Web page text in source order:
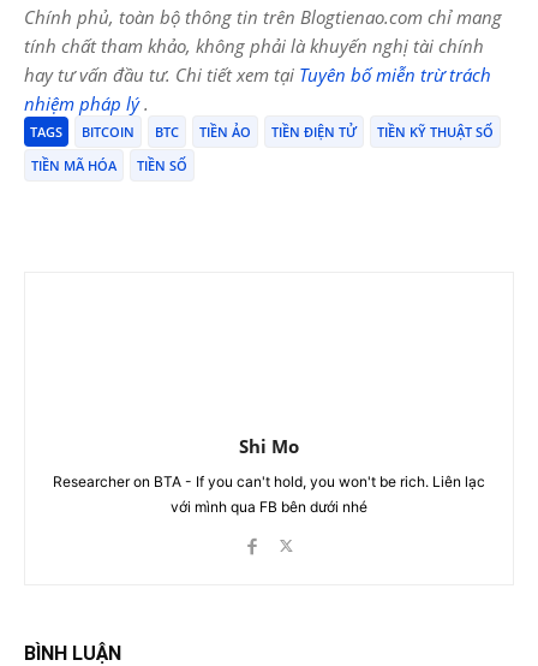
Chính phủ, toàn bộ thông tin trên Blogtienao.com chỉ mang
tính chất tham khảo, không phải là khuyến nghị tài chính
hay tư vấn đầu tư. Chi tiết xem tại Tuyên bố miễn trừ trách
nhiệm pháp lý.
TAGS BITCOIN BTC TIỀN ẢO TIỀN ĐIỆN TỬ
TIỀN KỸ THUẬT SỐ
TIỀN MÃ HÓA
TIỀN SỐ
Shi Mo
Researcher on BTA - If you can't hold, you won't be rich. Liên lạc
với mình qua FB bên dưới nhé
BÌNH LUẬN